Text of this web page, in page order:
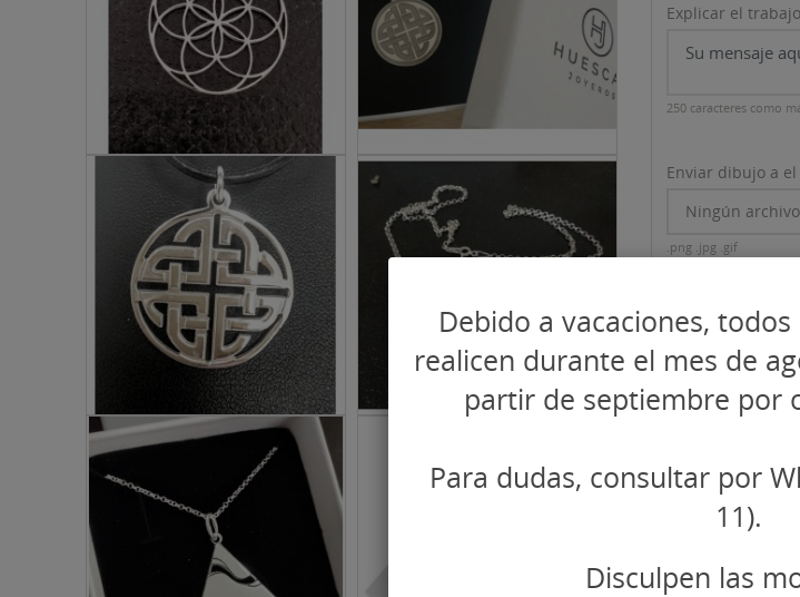
Explicar el
250 caracteres como
Enviar dibujo a
Ningún
.png .jpg .gif
Debido a vacaciones,
realicen durante el mes de
partir de septiembre por
Para dudas, consultar por
11).
Disculpen las